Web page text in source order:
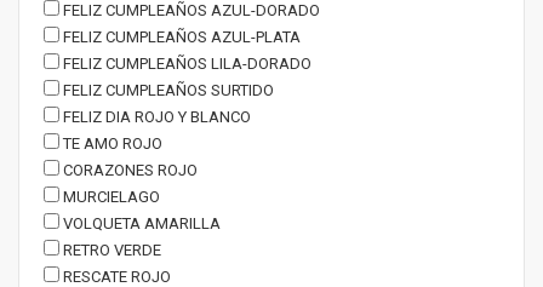
FELIZ CUMPLEAÑOS AZUL-DORADO
FELIZ CUMPLEAÑOS AZUL-PLATA
FELIZ CUMPLEAÑOS LILA-DORADO
FELIZ CUMPLEAÑOS SURTIDO
FELIZ DIA ROJO Y BLANCO
TE AMO ROJO
CORAZONES ROJO
MURCIELAGO
VOLQUETA AMARILLA
RETRO VERDE
RESCATE ROJO